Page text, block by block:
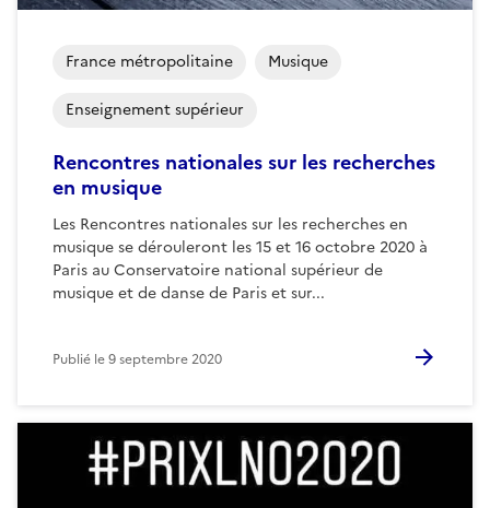
Rencontres nationales sur les recherches
en musique
Les Rencontres nationales sur les recherches en
musique se dérouleront les 15 et 16 octobre 2020 à
Paris au Conservatoire national supérieur de
musique et de danse de Paris et sur...
France métropolitaine Musique
Enseignement supérieur
Publié le9 septembre 2020